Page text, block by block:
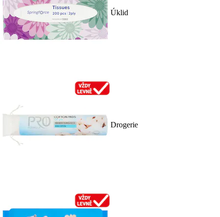
Úklid
Drogerie